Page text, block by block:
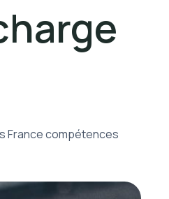
France compétences